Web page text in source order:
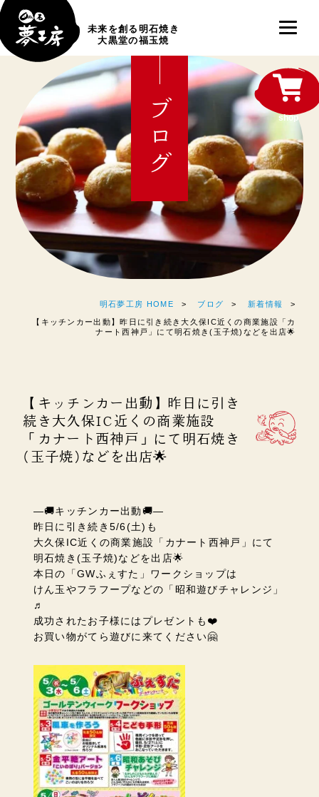
未来を創る明石焼き
大黒堂の福玉焼
ブログ
明石夢工房 HOME ブログ 新着情報
【キッチンカー出動】昨日に引き続き大久保IC近くの商業施設「カ
ナート西神戸」にて明石焼き(玉子焼)などを出店🌟
【キッチンカー出動】昨日に引き
続き大久保IC近くの商業施設
「カナート西神戸」にて明石焼き
(玉子焼)などを出店🌟
―🚚キッチンカー出動🚚―
昨日に引き続き5/6(土)も
大久保IC近くの商業施設「カナート西神戸」にて
明石焼き(玉子焼)などを出店🌟
本日の「GWふぇすた」ワークショップは
けん玉やフラフープなどの「昭和遊びチャレンジ」
♬
成功されたお子様にはプレゼントも❤️
お買い物がてら遊びに来てください🤗
shop